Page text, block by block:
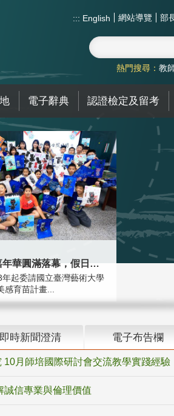
::: English 網站導覽 部
熱門搜尋： 教
電子辭典 認證檢定及留考
學校藝術嘉年華圓滿落幕，假日學校接
起委請國立臺灣藝術大學
育苗計畫...
即時新聞澄清 電子布告欄
月師培國際研討會交流教學實踐經驗
誠信專業與倫理價值